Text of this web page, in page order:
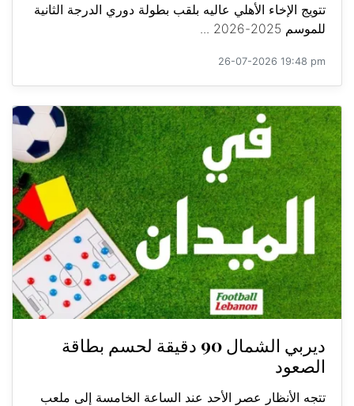
تتويج الإخاء الأهلي عاليه بلقب بطولة دوري الدرجة الثانية
للموسم 2025-2026 ...
26-07-2026 19:48 pm
ديربي الشمال 90 دقيقة لحسم بطاقة
الصعود
تتجه الأنظار عصر الأحد عند الساعة الخامسة إلى ملعب